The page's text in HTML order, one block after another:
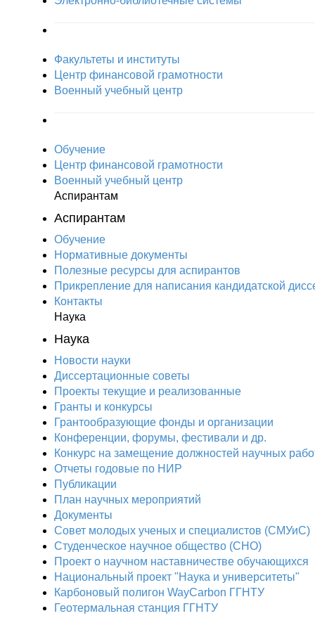
Факультеты и институты
Центр финансовой грамотности
Военный учебный центр
Обучение
Центр финансовой грамотности
Военный учебный центр
Аспирантам
Аспирантам
Обучение
Нормативные документы
Полезные ресурсы для аспирантов
Прикрепление для написания кандидатской
Контакты
Наука
Наука
Новости науки
Диссертационные советы
Проекты текущие и реализованные
Гранты и конкурсы
Грантообразующие фонды и организации
Конференции, форумы, фестивали и др.
Конкурс на замещение должностей научных
Отчеты годовые по НИР
Публикации
План научныx мероприятий
Документы
Совет молодых ученых и специалистов (СМУиС)
Студенческое научное общество (СНО)
Проект о научном наставничестве обучающихся
Национальный проект "Наука и университеты"
Карбоновый полигон WayCarbon ГГНТУ
Геотермальная станция ГГНТУ